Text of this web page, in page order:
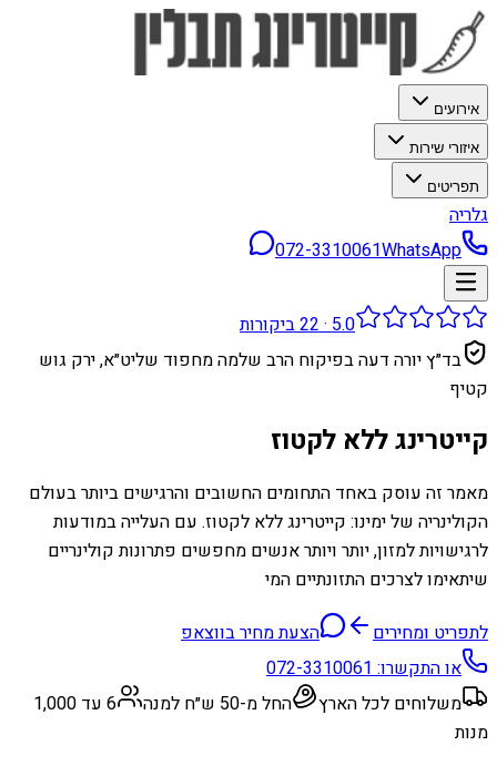
אירועים
איזורי שירות
תפריטים
גלריה
072-3310061WhatsApp
5.0
·
22ביקורות
בד״ץ יורה דעה בפיקוח הרב שלמה מחפוד שליט״א, ירק גוש
קטיף
קייטרינג ללא לקטוז
מאמר זה עוסק באחד התחומים החשובים והרגישים ביותר בעולם
הקולינריה של ימינו: קייטרינג ללא לקטוז. עם העלייה במודעות
לרגישויות למזון, יותר ויותר אנשים מחפשים פתרונות קולינריים
שיתאימו לצרכים התזונתיים המי
לתפריט ומחירים
הצעת מחיר בווצאפ
או התקשרו:072-3310061
משלוחים לכל הארץ
החל מ-50 ש״ח למנה
6 עד 1,000
מנות